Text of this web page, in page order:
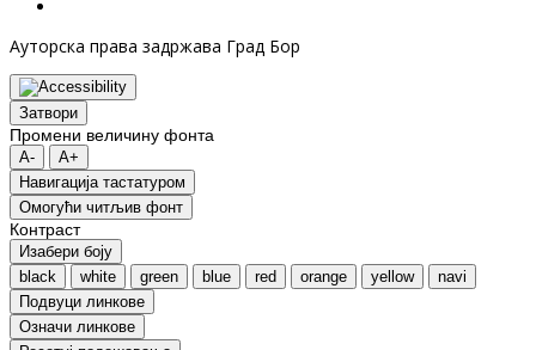
Ауторска права задржава Град Бор
Затвори
Промени величину фонта
A-
A+
Навигација тастатуром
Oмогући читљив фонт
Контраст
Изабери боју
black
white green blue red orange yellow
navi
Подвуци линкове
Означи линкове